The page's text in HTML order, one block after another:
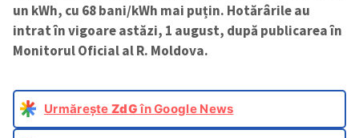
un kWh, cu 68 bani/kWh mai puțin. Hotărârile au
intrat în vigoare astăzi, 1 august, după publicarea în
Monitorul Oficial al R. Moldova.
Urmărește ZdGîn Google News